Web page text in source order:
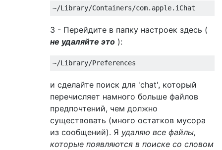
3 - Перейдите в папку настроек здесь (
не удаляйте это ):
и сделайте поиск для 'chat', который
перечисляет намного больше файлов
предпочтений, чем должно
существовать (много остатков мусора
из сообщений). Я удаляю все файлы,
которые появляются в поиске со словом